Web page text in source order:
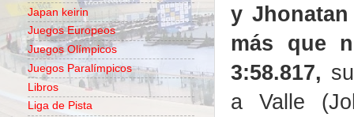
y
más que
3:58.817,
a Valle
Japan keirin
Juegos Europeos
Juegos Olímpicos
Juegos Paralímpicos
Libros
Liga de Pista